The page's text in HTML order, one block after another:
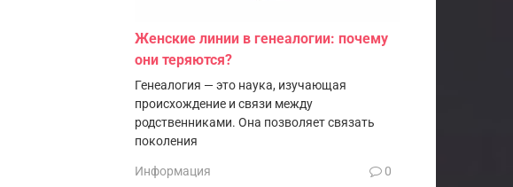
Женские линии в генеалогии: почему
они теряются?
Генеалогия — это наука, изучающая
происхождение и связи между
родственниками. Она позволяет связать
поколения
Информация 0